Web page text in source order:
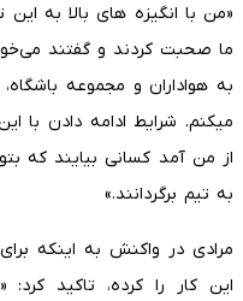
«من با انگیزه های بالا به
ما صحبت کردند و گفتند
به هواداران و مجموعه
میکنم. شرایط ادامه دادن با
از من آمد کسانی بیایند که
به تیم برگردانند.»
مرادی در واکنش به اینکه
این کار را کرده، تاکید